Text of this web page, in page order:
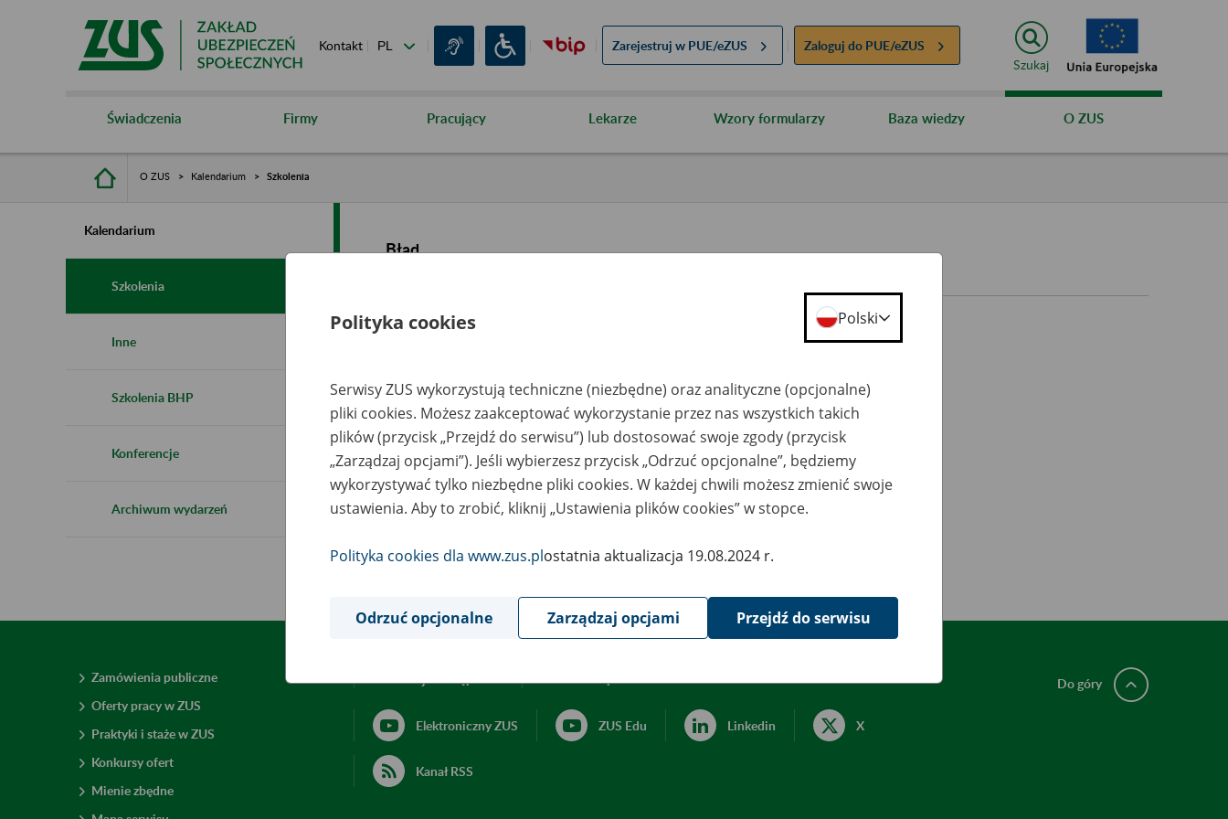
Kontakt Zarejestruj w PUE/eZUS Zaloguj do PUE/eZUS
Szukaj
Świadczenia Firmy Pracujący Lekarze Wzory formularzy Baza wiedzy O ZUS
O ZUS Kalendarium Szkolenia
Kalendarium
Szkolenia
Inne
Szkolenia BHP
Konferencje
Archiwum wydarzeń
Błąd
Zamówienia publiczne
Oferty pracy w ZUS
Praktyki i staże w ZUS
Konkursy ofert
Mienie zbędne
Elektroniczny ZUS ZUS Edu Linkedin X
Kanał RSS
Do góry
Polityka cookies Polski
Serwisy ZUS wykorzystują techniczne (niezbędne) oraz analityczne (opcjonalne)
pliki cookies. Możesz zaakceptować wykorzystanie przez nas wszystkich takich
plików (przycisk „Przejdź do serwisu”) lub dostosować swoje zgody (przycisk
„Zarządzaj opcjami”). Jeśli wybierzesz przycisk „Odrzuć opcjonalne”, będziemy
wykorzystywać tylko niezbędne pliki cookies. W każdej chwili możesz zmienić swoje
ustawienia. Aby to zrobić, kliknij „Ustawienia plików cookies” w stopce.
Polityka cookies dla www.zus.plostatnia aktualizacja 19.08.2024 r.
Odrzuć opcjonalne Zarządzaj opcjami Przejdź do serwisu